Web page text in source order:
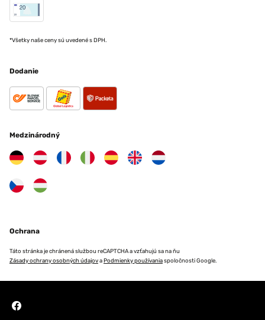
*Všetky naše ceny sú uvedené s DPH.
Dodanie
Medzinárodný
Ochrana
Táto stránka je chránená službou reCAPTCHA a vzťahujú sa na ňu
Zásady ochrany osobných údajovaPodmienky používaniaspoločnosti Google.